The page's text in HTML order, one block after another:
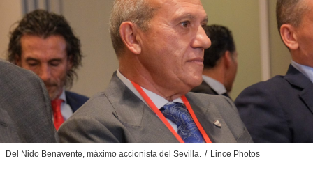
permite
seguir
contenido
a la
la
ACEPTAR
Y
CONTINUAR
CONFIGURAR
Del Nido Benavente, máximo accionista del Sevilla. Lince Photos